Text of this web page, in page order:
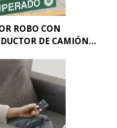
ROBO CON
DE CAMIÓN...